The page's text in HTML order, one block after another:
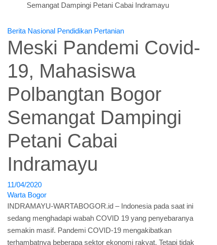
Semangat Dampingi Petani Cabai Indramayu
Berita Nasional Pendidikan Pertanian
Meski Pandemi Covid-
19, Mahasiswa
Polbangtan Bogor
Semangat Dampingi
Petani Cabai
Indramayu
11/04/2020
Warta Bogor
INDRAMAYU-WARTABOGOR.id – Indonesia pada saat ini
sedang menghadapi wabah COVID 19 yang penyebaranya
semakin masif. Pandemi COVID-19 mengakibatkan
terhambatnya beberapa sektor ekonomi rakyat. Tetapi tidak